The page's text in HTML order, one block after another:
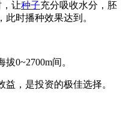
让种子充分吸收水分，胚
时播种效果达到。
0~2700m间。
，是投资的极佳选择。